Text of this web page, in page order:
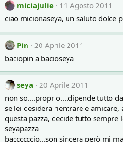
miciajulie
11 Agosto 2011
ciao micionaseya, un saluto dolce
Pin
20 Aprile 2011
baciopin a bacioseya
seya
20 Aprile 2011
non so....proprio....dipende tutto
se lei desidera rientrare e amicare,
questa pazza, decide tutto sempre
seyapazza
baccccccio...son sincera però mi